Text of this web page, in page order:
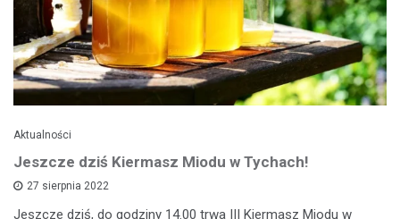
Aktualności
Jeszcze dziś Kiermasz Miodu w Tychach!
27 sierpnia 2022
Jeszcze dziś, do godziny 14.00 trwa III Kiermasz Miodu w